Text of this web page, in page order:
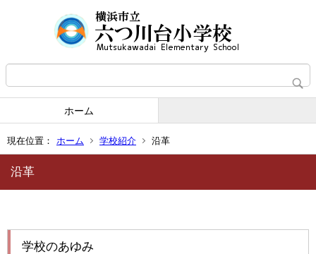
ホーム
現在位置： ホーム 学校紹介 沿革
沿革
学校のあゆみ